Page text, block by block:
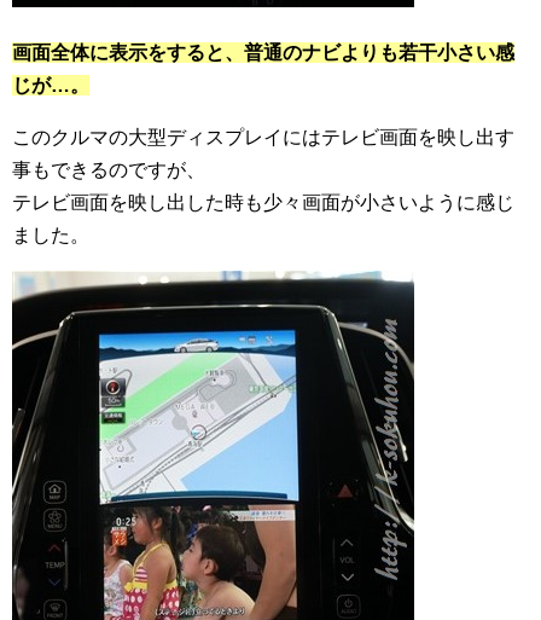
画面全体に表示をすると、普通のナビよりも若干小さい感
じが…。
このクルマの大型ディスプレイにはテレビ画面を映し出す
事もできるのですが、
テレビ画面を映し出した時も少々画面が小さいように感じ
ました。